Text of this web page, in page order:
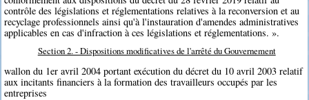
contrôle des législations et réglementations relatives à la reconversion et au
recyclage professionnels ainsi qu'à l'instauration d'amendes administratives
applicables en cas d'infraction à ces législations et réglementations. ».
Section 2. - Dispositions modificatives de l'arrêté du Gouvernement
wallon du 1er avril 2004 portant exécution du décret du 10 avril 2003 relatif
aux incitants financiers à la formation des travailleurs occupés par les
entreprises